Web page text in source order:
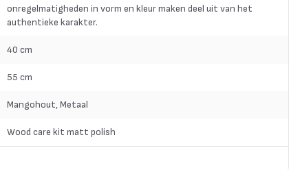
onregelmatigheden in vorm en kleur maken deel uit van het
authentieke karakter.
40 cm
55 cm
Mangohout, Metaal
Wood care kit matt polish